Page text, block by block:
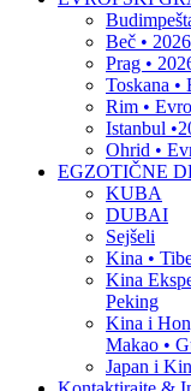
Beč •
Prag •
Toskana •
Rim •
Istanbul
Ohrid •
EGZOTIČNE
KUBA
DUBAI
Sejšeli
Kina •
Kina
Peking
Kina i
Makao •
Japan i